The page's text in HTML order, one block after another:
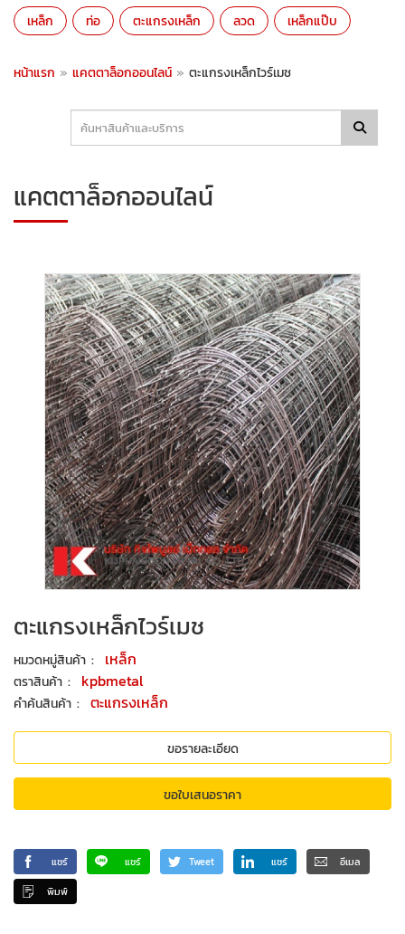
เหล็ก ท่อ ตะแกรงเหล็ก ลวด เหล็กแป๊บ
หน้าแรก » แคตตาล็อกออนไลน์ » ตะแกรงเหล็กไวร์เมช
แคตตาล็อกออนไลน์
ตะแกรงเหล็กไวร์เมช
หมวดหมู่สินค้า : เหล็ก
ตราสินค้า : kpbmetal
คำค้นสินค้า : ตะแกรงเหล็ก
ขอรายละเอียด
ขอใบเสนอราคา
แชร์ แชร์ Tweet แชร์ อีเมล
พิมพ์